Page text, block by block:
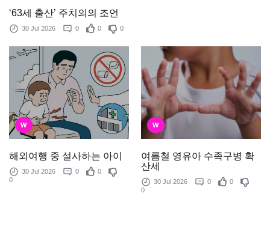
‘63세 출산’ 주치의의 조언
30 Jul 2026 0 0 0
W
해외여행 중 설사하는 아이
30 Jul 2026 0
0
0
W
여름철 영유아 수족구병 확
산세
30 Jul 2026 0
0
0